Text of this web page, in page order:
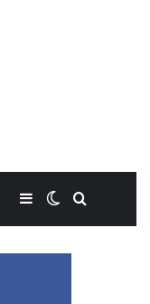
Switch
skin
Sidebar